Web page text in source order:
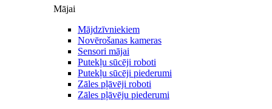
Mājai
Mājdzīvniekiem
Novērošanas kameras
Sensori mājai
Putekļu sūcēji roboti
Putekļu sūcēji piederumi
Zāles pļāvēji roboti
Zāles pļāvēju piederumi